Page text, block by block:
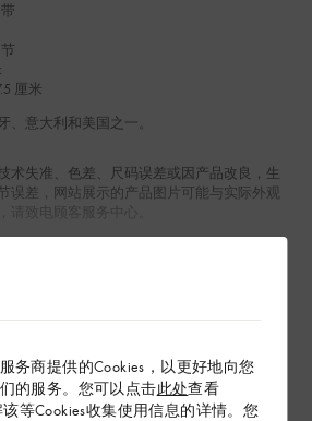
务商提供的Cookies，以更好地向您
的服务。您可以点击此处查看
等Cookies收集使用信息的详情。您
厘米
、意大利和美国之一。
术失准、色差、尺码误差或因产品改良，生
误差，网站展示的产品图片可能与实际外观
请致电顾客服务中心。